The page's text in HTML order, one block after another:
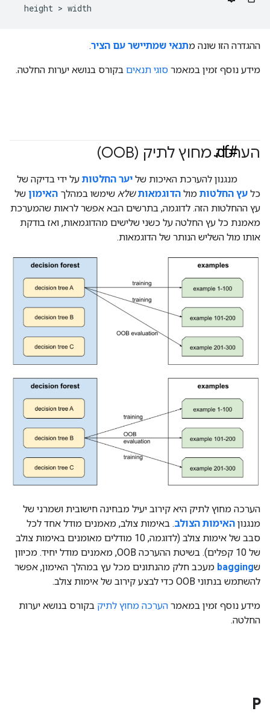
ההגדרה הזו שונה מתנאי שמתיישר עם הציר.
מידע נוסף זמין במאמר סוגי תנאים בקורס בנושא יערות החלטה.
הערכה מחוץ לתיק (OOB)
#df
מנגנון להערכת האיכות שליער החלטות על ידי בדיקה של
כל עץ החלטות מול הדוגמאות שלא שימשו במהלך האימון של
עץ ההחלטות הזה. לדוגמה, בתרשים הבא אפשר לראות שהמערכת
מאמנת כל עץ החלטה על כשני שלישים מהדוגמאות, ואז בודקת
אותו מול השליש הנותר של הדוגמאות.
הערכה מחוץ לתיק היא קירוב יעיל מבחינה חישובית ושמרני של
מנגנון האימות הצולב. באימות צולב, מאמנים מודל אחד לכל
סבב של אימות צולב (לדוגמה, 10 מודלים מאומנים באימות צולב
של 10 קפלים). בשיטת ההערכה OOB, מאמנים מודל יחיד. מכיוון
שbagging מעכב חלק מהנתונים מכל עץ במהלך האימון, אפשר
להשתמש בנתוני OOB כדי לבצע קירוב של אימות צולב.
מידע נוסף זמין במאמר הערכה מחוץ לתיק בקורס בנושא יערות
החלטה.
P